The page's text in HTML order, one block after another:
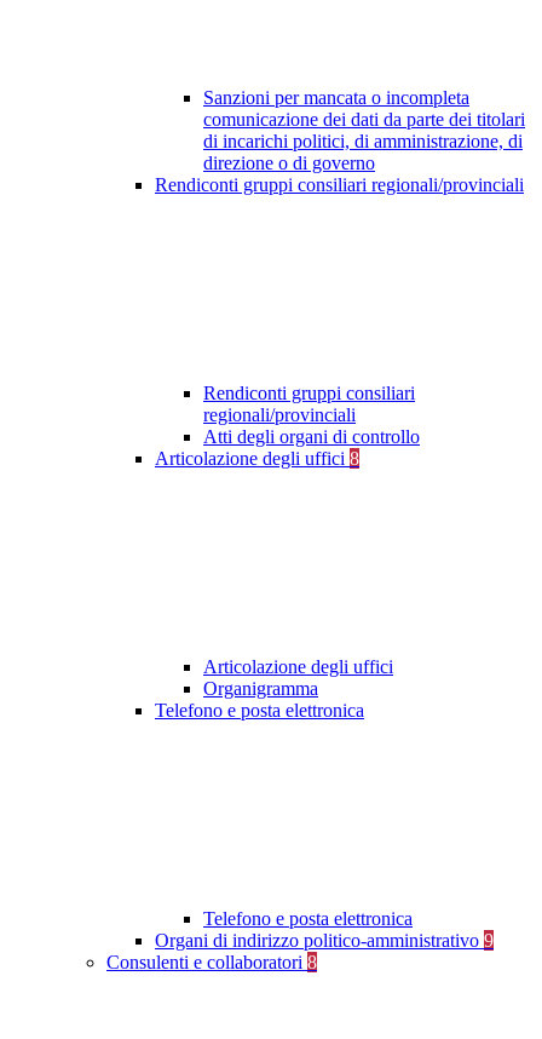
Sanzioni per mancata o incompleta
comunicazione dei dati da parte dei titolari
di incarichi politici, di amministrazione, di
direzione o di governo
Rendiconti gruppi consiliari regionali/provinciali
Rendiconti gruppi consiliari
regionali/provinciali
Atti degli organi di controllo
Articolazione degli uffici 8
Articolazione degli uffici
Organigramma
Telefono e posta elettronica
Telefono e posta elettronica
Organi di indirizzo politico-amministrativo 9
Consulenti e collaboratori 8